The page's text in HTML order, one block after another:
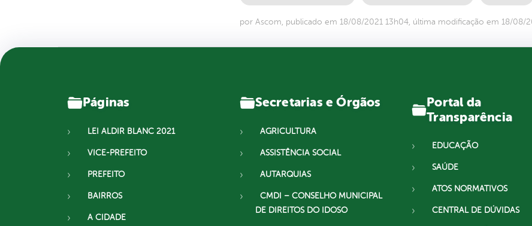
por Ascom, publicado em 18/08/2021 13h04, última modificação em 18/08/
Páginas
LEI ALDIR BLANC 2021
VICE-PREFEITO
PREFEITO
BAIRROS
A CIDADE
Secretarias e Órgãos
AGRICULTURA
ASSISTÊNCIA SOCIAL
AUTARQUIAS
CMDI – CONSELHO MUNICIPAL
DE DIREITOS DO IDOSO
Portal da
Transparência
EDUCAÇÃO
SAÚDE
ATOS NORMATIVOS
CENTRAL DE DÚVIDAS